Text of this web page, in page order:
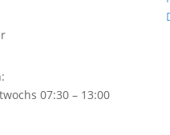
07:30 – 13:00